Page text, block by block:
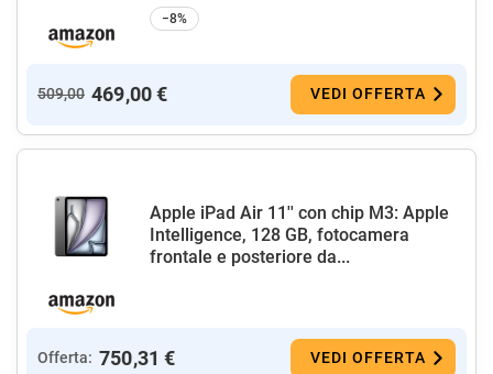
−8%
509,00 469,00 € VEDI OFFERTA
Apple iPad Air 11'' con chip M3: Apple
Intelligence, 128 GB, fotocamera
frontale e posteriore da...
Offerta: 750,31 € VEDI OFFERTA